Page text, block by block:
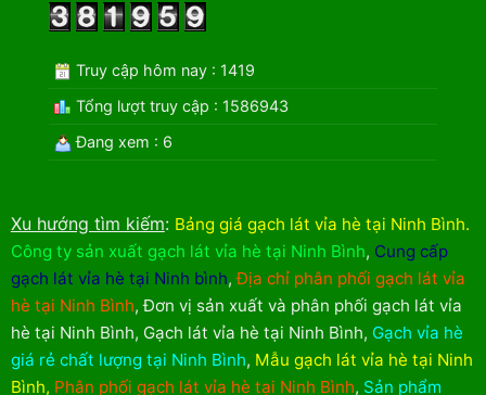
Truy cập hôm nay : 1419
Tổng lượt truy cập : 1586943
Đang xem : 6
Xu hướng tìm kiếm: Bảng giá gạch lát vỉa hè tại Ninh Bình.
Công ty sản xuất gạch lát vỉa hè tại Ninh Bình, Cung cấp
gạch lát vỉa hè tại Ninh bình,Địa chỉ phân phối gạch lát vỉa
hè tại Ninh Bình,Đơn vị sản xuất và phân phối gạch lát vỉa
hè tại Ninh Bình, Gạch lát vỉa hè tại Ninh Bình, Gạch vỉa hè
giá rẻ chất lượng tại Ninh Bình, Mẫu gạch lát vỉa hè tại Ninh
Bình, Phân phối gạch lát vỉa hè tại Ninh Bình, Sản phẩm